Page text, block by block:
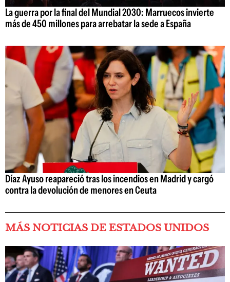
La guerra por la final del Mundial 2030: Marruecos invierte
más de 450 millones para arrebatar la sede a España
Díaz Ayuso reapareció tras los incendios en Madrid y cargó
contra la devolución de menores en Ceuta
MÁS NOTICIAS DE ESTADOS UNIDOS